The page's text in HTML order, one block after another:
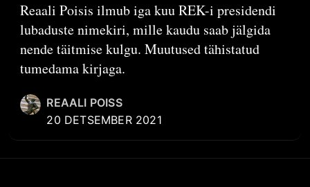
Reaali Poisis ilmub iga kuu REK-i presidendi
lubaduste nimekiri, mille kaudu saab jälgida
nende täitmise kulgu. Muutused tähistatud
tumedama kirjaga.
REAALI POISS
20 DETSEMBER 2021